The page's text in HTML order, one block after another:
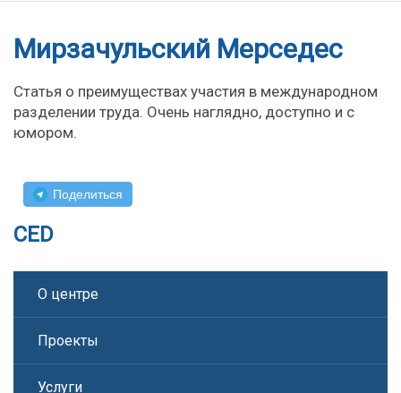
Мирзачульский Мерседес
Статья о преимуществах участия в международном
разделении труда. Очень наглядно, доступно и с
юмором.
Поделиться
CED
О центре
Проекты
Услуги